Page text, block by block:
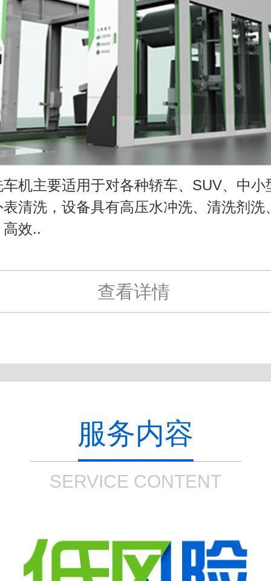
机主要适用于对各种轿车、SUV、中小
清洗，设备具有高压水冲洗、清洗剂洗
效..
查看详情
服务内容
SERVICE CONTENT